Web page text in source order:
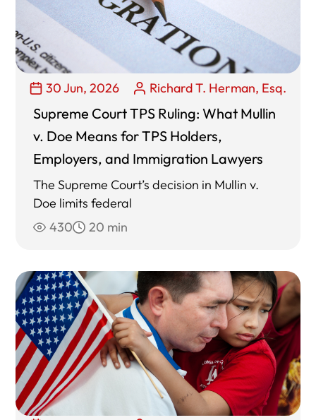
30 Jun, 2026 Richard T. Herman, Esq.
Supreme Court TPS Ruling: What Mullin
v. Doe Means for TPS Holders,
Employers, and Immigration Lawyers
The Supreme Court’s decision in Mullin v.
Doe limits federal
430
20 min